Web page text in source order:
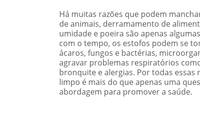
Há muitas razões que podem
de animais, derramamento de
umidade e poeira são apenas
com o tempo, os estofos podem se
ácaros, fungos e bactérias,
agravar problemas respiratórios
bronquite e alergias. Por todas essas
limpo é mais do que apenas uma
abordagem para promover a saúde.